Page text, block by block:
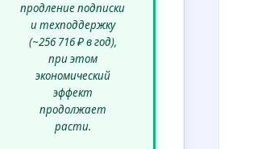
продление подписки
и техподдержку
(~256 716 ₽ в год),
при этом
экономический
эффект
продолжает
расти.